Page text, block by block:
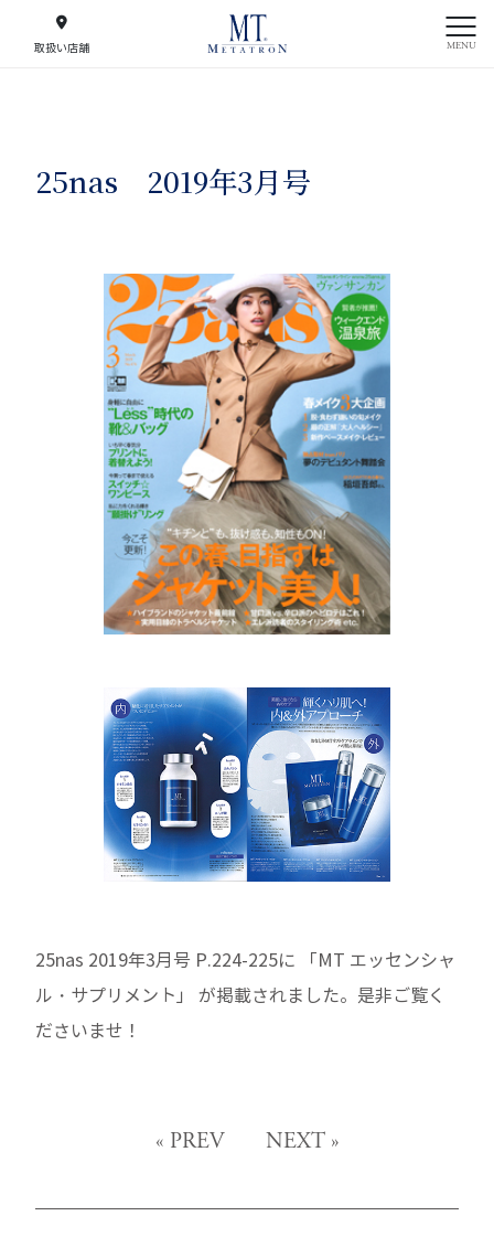
取扱い店舗 MENU
25nas 2019年3月号
25nas 2019年3月号 P.224-225に 「MT エッセンシャ
ル・サプリメント」 が掲載されました。是非ご覧く
ださいませ！
« PREV NEXT»